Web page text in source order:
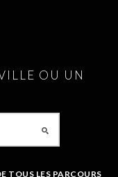
OU UN
TOUS LES PARCOURS